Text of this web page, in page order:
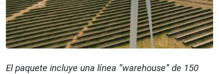
El paquete incluye una línea “warehouse” de 150